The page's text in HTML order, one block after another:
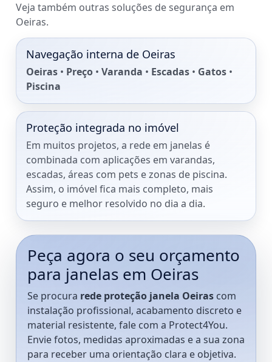
Veja também outras soluções de segurança em
Oeiras.
Navegação interna de Oeiras
Oeiras • Preço • Varanda • Escadas • Gatos •
Piscina
Proteção integrada no imóvel
Em muitos projetos, a rede em janelas é
combinada com aplicações em varandas,
escadas, áreas com pets e zonas de piscina.
Assim, o imóvel fica mais completo, mais
seguro e melhor resolvido no dia a dia.
Peça agora o seu orçamento
para janelas em Oeiras
Se procura rede proteção janela Oeiras com
instalação profissional, acabamento discreto e
material resistente, fale com a Protect4You.
Envie fotos, medidas aproximadas e a sua zona
para receber uma orientação clara e objetiva.